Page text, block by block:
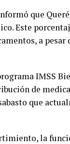
que
Este
a pesar
IMSS
de
que
la